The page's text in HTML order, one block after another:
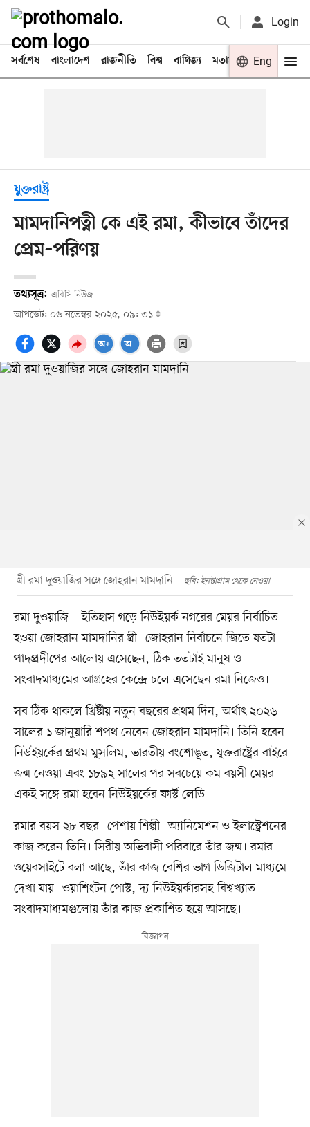
Login
সর্বশেষ বাংলাদেশ রাজনীতি বিশ্ব বাণিজ্য মতামত খেলা
Eng
যুক্তরাষ্ট্র
মামদানিপত্নী কে এই রমা, কীভাবে তাঁদের
প্রেম–পরিণয়
তথ্যসূত্র: এবিসি নিউজ
আপডেট: ০৬ নভেম্বর ২০২৫, ০৯: ৩১
স্ত্রী রমা দুওয়াজির সঙ্গে জোহরান মামদানি ছবি: ইনস্টাগ্রাম থেকে নেওয়া
রমা দুওয়াজি—ইতিহাস গড়ে নিউইয়র্ক নগরের মেয়র নির্বাচিত
হওয়া জোহরান মামদানির স্ত্রী। জোহরান নির্বাচনে জিতে যতটা
পাদপ্রদীপের আলোয় এসেছেন, ঠিক ততটাই মানুষ ও
সংবাদমাধ্যমের আগ্রহের কেন্দ্রে চলে এসেছেন রমা নিজেও।
সব ঠিক থাকলে খ্রিষ্টীয় নতুন বছরের প্রথম দিন, অর্থাৎ ২০২৬
সালের ১ জানুয়ারি শপথ নেবেন জোহরান মামদানি। তিনি হবেন
নিউইয়র্কের প্রথম মুসলিম, ভারতীয় বংশোদ্ভূত, যুক্তরাষ্ট্রের বাইরে
জন্ম নেওয়া এবং ১৮৯২ সালের পর সবচেয়ে কম বয়সী মেয়র।
একই সঙ্গে রমা হবেন নিউইয়র্কের ফার্স্ট লেডি।
রমার বয়স ২৮ বছর। পেশায় শিল্পী। অ্যানিমেশন ও ইলাস্ট্রেশনের
কাজ করেন তিনি। সিরীয় অভিবাসী পরিবারে তাঁর জন্ম। রমার
ওয়েবসাইটে বলা আছে, তাঁর কাজ বেশির ভাগ ডিজিটাল মাধ্যমে
দেখা যায়। ওয়াশিংটন পোস্ট, দ্য নিউইয়র্কারসহ বিশ্বখ্যাত
সংবাদমাধ্যমগুলোয় তাঁর কাজ প্রকাশিত হয়ে আসছে।